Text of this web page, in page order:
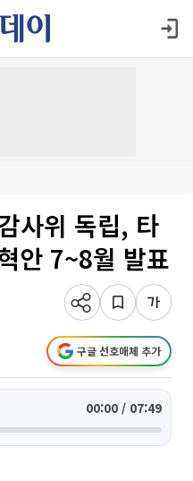
사위 독립, 타
안 7~8월 발표
구글 선호매체 추가
00:00 / 07:49